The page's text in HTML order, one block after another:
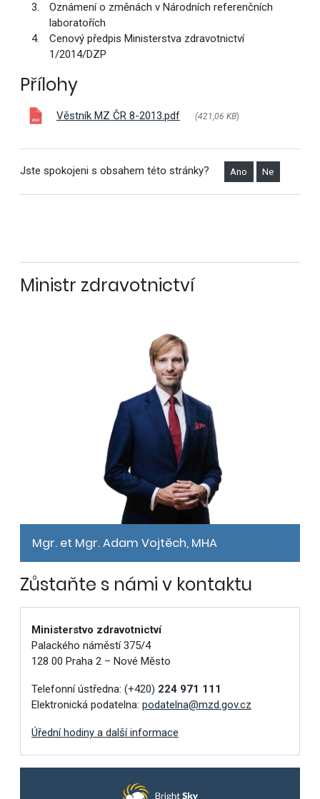
Oznámení o změnách v Národních referenčních
laboratořích
Cenový předpis Ministerstva zdravotnictví
1/2014/DZP
Přílohy
Věstník MZ ČR 8-2013.pdf (421,06 KB)
Jste spokojeni s obsahem této stránky? Ano Ne
Ministr zdravotnictví
Mgr. et Mgr. Adam Vojtěch, MHA
Zůstaňte s námi v kontaktu
Ministerstvo zdravotnictví
Palackého náměstí 375/4
128 00 Praha 2 – Nové Město
Telefonní ústředna: (+420) 224 971 111
Elektronická podatelna: podatelna@mzd.gov.cz
Úřední hodiny a další informace